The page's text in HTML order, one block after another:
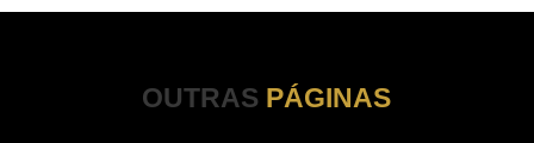
OUTRAS PÁGINAS